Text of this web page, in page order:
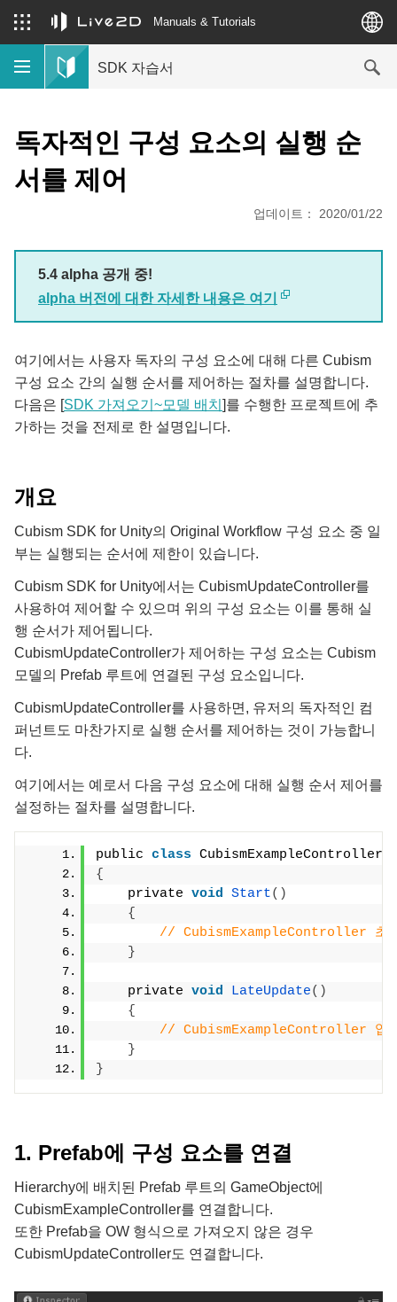
Manuals & Tutorials
SDK 자습서
독자적인 구성 요소의 실행 순
서를 제어
업데이트： 2020/01/22
5.4 alpha 공개 중!
alpha 버전에 대한 자세한 내용은 여기
여기에서는 사용자 독자의 구성 요소에 대해 다른 Cubism
구성 요소 간의 실행 순서를 제어하는 절차를 설명합니다.
다음은 [SDK 가져오기~모델 배치 ]를 수행한 프로젝트에 추
가하는 것을 전제로 한 설명입니다.
개요
Cubism SDK for Unity의 Original Workflow 구성 요소 중 일
부는 실행되는 순서에 제한이 있습니다.
Cubism SDK for Unity에서는 CubismUpdateController를
사용하여 제어할 수 있으며 위의 구성 요소는 이를 통해 실
행 순서가 제어됩니다.
CubismUpdateController가 제어하는 구성 요소는 Cubism
모델의 Prefab 루트에 연결된 구성 요소입니다.
CubismUpdateController를 사용하면, 유저의 독자적인 컴
퍼넌트도 마찬가지로 실행 순서를 제어하는 것이 가능합니
다.
여기에서는 예로서 다음 구성 요소에 대해 실행 순서 제어를
설정하는 절차를 설명합니다.
public class CubismExampleController
{
    private
void Start()
{
// CubismExampleController 초
}
    private
void LateUpdate()
{
// CubismExampleController 업
}
}
1. Prefab에 구성 요소를 연결
Hierarchy에 배치된 Prefab 루트의 GameObject에
CubismExampleController를 연결합니다.
또한 Prefab을 OW 형식으로 가져오지 않은 경우
CubismUpdateController도 연결합니다.